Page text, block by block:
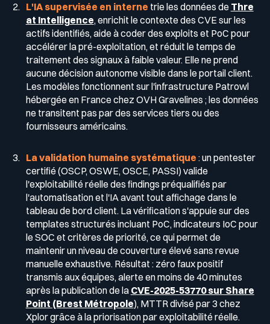
L'IA supervisée en interne trie les données de Thre
at Intelligence, enrichit le contexte des CVE sur les
actifs identifiés, aide à coder des exploits et PoC pour
accélérer la pré-exploitation, et réduit le temps de
traitement des signaux à faible valeur. Elle ne prend
aucune décision autonome visible dans le portail client.
Les modèles fonctionnent sur l'infrastructure Patrowl
hébergée en France chez OVH Gravelines ; les données
ne transitent pas par des services tiers ou des
fournisseurs américains.
La validation humaine systématique : un pentester
certifié (OSCP, OSWE, OSCE, PASSI) valide
l'exploitabilité réelle des findings préqualifiés par
l'automatisation et l'IA avant tout affichage dans le
tableau de bord client. La vérification s'appuie sur des
templates structurés incluant PoC, indicateurs IoC pour
le SOC et critères de priorité, ce qui permet de
maintenir un niveau de couverture élevé sans revue
manuelle exhaustive. Résultat : zéro faux positif
transmis aux équipes, alerte en moins de 40 minutes
après la publication de la CVE-2025-53770 sur Share
Point (Brest Métropole), MTTR divisé par 3 chez
Xplor grâce à la priorisation par exploitabilité réelle.